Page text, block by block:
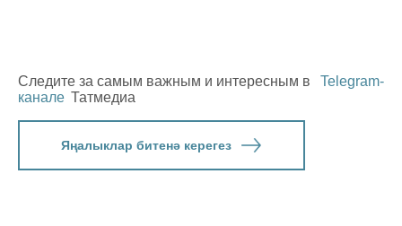
Следите за самым важным и интересным в
Telegram-
канале Татмедиа
Яңалыклар битенә керегез